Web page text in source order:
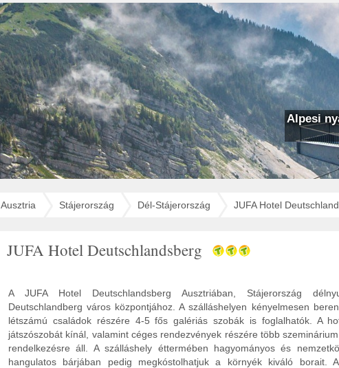
Alpesi
Ausztria Stájerország Dél-Stájerország JUFA Hotel
JUFA Hotel Deutschlandsberg
A JUFA Hotel Deutschlandsberg Ausztriában, Stájerország
Deutschlandberg város központjához. A szálláshelyen kényelmesen
létszámú családok részére 4-5 fős galériás szobák is foglalhatók. A
játszószobát kínál, valamint céges rendezvények részére több
rendelkezésre áll. A szálláshely éttermében hagyományos és
hangulatos bárjában pedig megkóstolhatjuk a környék kiváló borait.